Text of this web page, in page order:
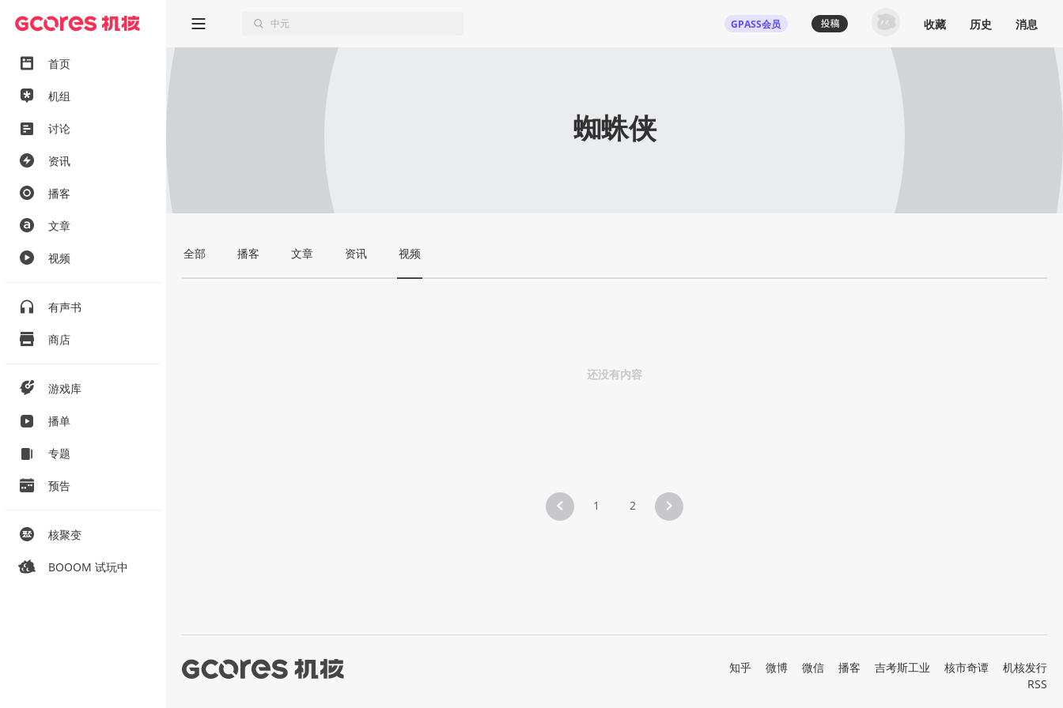
首页
机组
讨论
资讯
播客
文章
视频
有声书
商店
游戏库
播单
专题
预告
核聚变
BOOOM 试玩中
GPASS会员 收藏 历史 消息
蜘蛛侠
全部 播客 文章 资讯 视频
还没有内容
1 2
知乎 微博 微信 播客 吉考斯工业 核市奇谭
机核发行
RSS